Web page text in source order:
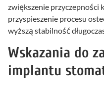
zwiększenie przyczepności
przyspieszenie procesu
wyższą stabilność
Wskazania do
implantu